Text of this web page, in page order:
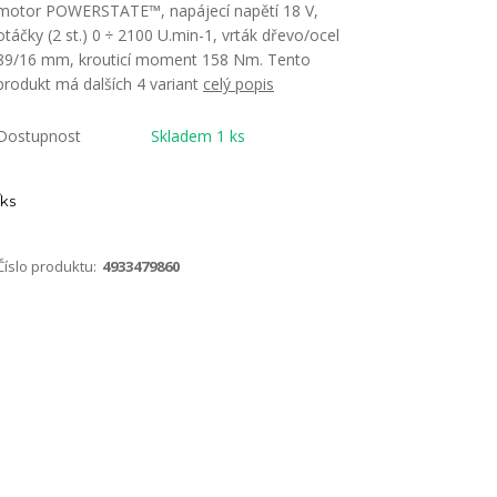
POWERSTATE™, napájecí napětí 18 V,
(2 st.) 0 ÷ 2100 U.min-1, vrták dřevo/ocel
16 mm, krouticí moment 158 Nm. Tento
má dalších 4 variant celý popis
Skladem 1 ks
ks
produktu: 4933479860